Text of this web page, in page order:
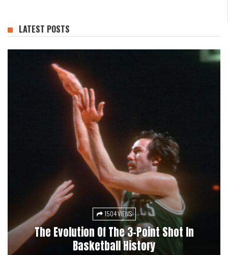
LATEST POSTS
1504 VIEWS
The Evolution Of The 3-Point Shot In
Basketball History
1370 VIEWS
NBA Power Rankings: Mid-Season Edition
1489 VIEWS
Pacers 3-Pointers To Deliver 100,000 Eggs
To Indiana Families
1402 VIEWS
How Starter Jackets And NBA Gear Changed
Fashion